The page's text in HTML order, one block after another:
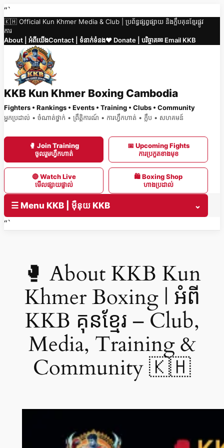
Skip
to
content
“`
🇰🇭 Official Kun Khmer Media & Club | ប្រព័ន្ធផ្សព្វផ្សាយ និងក្លឹបគុនខ្មែរផ្លូវ
ការ
About | អំពីយើងContact | ទំនាក់ទំនង❤️ Donate | បរិច្ចាគ✉ Email KKB
KKB Kun Khmer Boxing Cambodia
Fighters • Rankings • Events • Training • Clubs • Community
អ្នកប្រដាល់ • ចំណាត់ថ្នាក់ • ព្រឹត្តិការណ៍ • ការហ្វឹកហាត់ • ក្លឹប • សហគមន៍
🥊 Join Training
ចូលរួមហ្វឹកហាត់
📅 Upcoming Fights
ការប្រកួតខាងមុខ
🔴 Watch Live
មើលផ្សាយផ្ទាល់
🛍 Boxing Shop
ហាងប្រដាល់
☰ Menu KKB | ម៉ឺនុយ KKB
⌄
“`
🥊 About KKB Kun
Khmer Boxing | អំពី
KKB គុនខ្មែរ – Club,
Media, Training &
Community 🇰🇭